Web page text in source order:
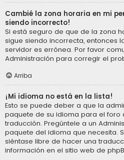
Cambié la zona horaria en mi
siendo incorrecto!
Si está seguro de que de la zona
sigue siendo incorrecta, entonces
servidor es errónea. Por favor
Administración para corregir el
Arriba
¡Mi idioma no está en la lista!
Esto se puede deber a que la
paquete de su idioma para el foro
traducción. Pregúntele a un
paquete del idioma que necesita.
siéntase libre de hacer una
información en el sitio web de